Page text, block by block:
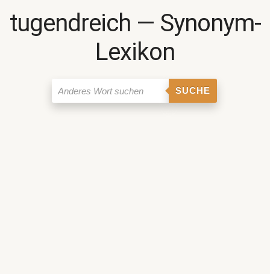
tugendreich ― Synonym-
Lexikon
SUCHE